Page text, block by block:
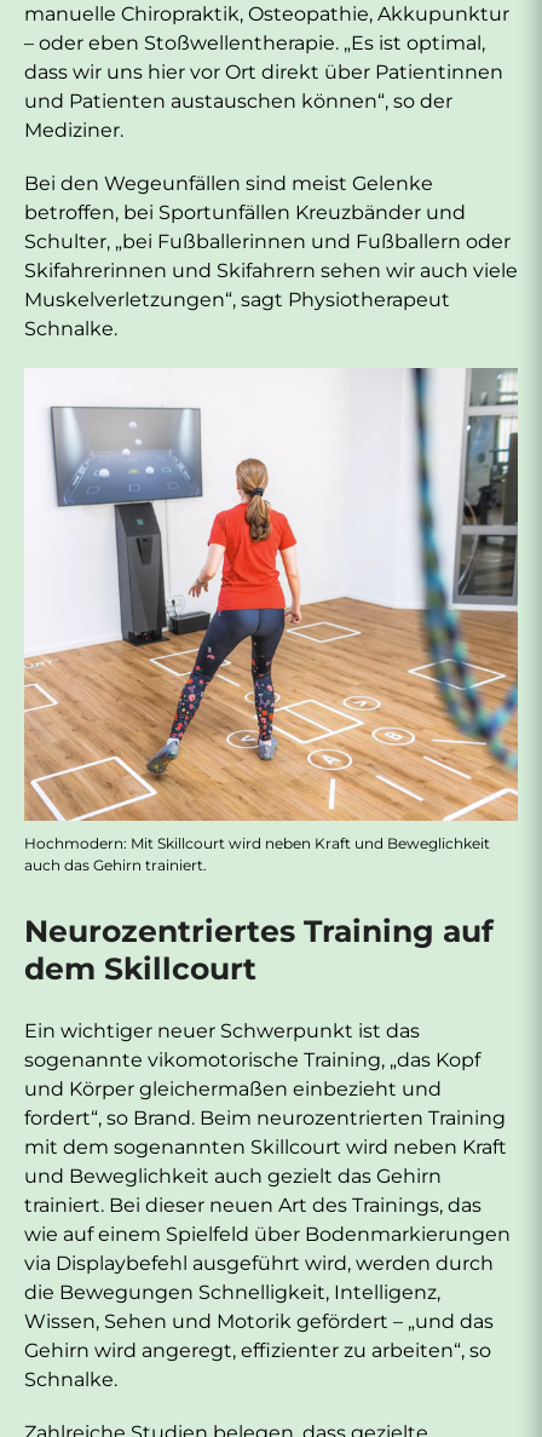
manuelle Chiropraktik, Osteopathie, Akkupunktur
– oder eben Stoßwellentherapie. „Es ist optimal,
dass wir uns hier vor Ort direkt über Patientinnen
und Patienten austauschen können“, so der
Mediziner.
Bei den Wegeunfällen sind meist Gelenke
betroffen, bei Sportunfällen Kreuzbänder und
Schulter, „bei Fußballerinnen und Fußballern oder
Skifahrerinnen und Skifahrern sehen wir auch viele
Muskelverletzungen“, sagt Physiotherapeut
Schnalke.
Hochmodern: Mit Skillcourt wird neben Kraft und Beweglichkeit
auch das Gehirn trainiert.
Neurozentriertes Training auf
dem Skillcourt
Ein wichtiger neuer Schwerpunkt ist das
sogenannte vikomotorische Training, „das Kopf
und Körper gleichermaßen einbezieht und
fordert“, so Brand. Beim neurozentrierten Training
mit dem sogenannten Skillcourt wird neben Kraft
und Beweglichkeit auch gezielt das Gehirn
trainiert. Bei dieser neuen Art des Trainings, das
wie auf einem Spielfeld über Bodenmarkierungen
via Displaybefehl ausgeführt wird, werden durch
die Bewegungen Schnelligkeit, Intelligenz,
Wissen, Sehen und Motorik gefördert – „und das
Gehirn wird angeregt, effizienter zu arbeiten“, so
Schnalke.